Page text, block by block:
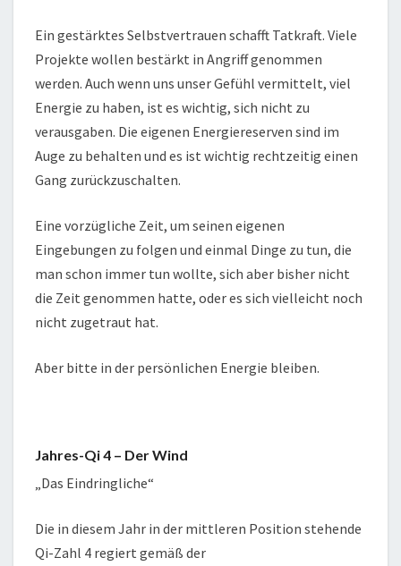
Ein gestärktes Selbstvertrauen schafft Tatkraft. Viele
Projekte wollen bestärkt in Angriff genommen
werden. Auch wenn uns unser Gefühl vermittelt, viel
Energie zu haben, ist es wichtig, sich nicht zu
verausgaben. Die eigenen Energiereserven sind im
Auge zu behalten und es ist wichtig rechtzeitig einen
Gang zurückzuschalten.
Eine vorzügliche Zeit, um seinen eigenen
Eingebungen zu folgen und einmal Dinge zu tun, die
man schon immer tun wollte, sich aber bisher nicht
die Zeit genommen hatte, oder es sich vielleicht noch
nicht zugetraut hat.
Aber bitte in der persönlichen Energie bleiben.
Jahres-Qi 4 – Der Wind
„Das Eindringliche“
Die in diesem Jahr in der mittleren Position stehende
Qi-Zahl 4 regiert gemäß der